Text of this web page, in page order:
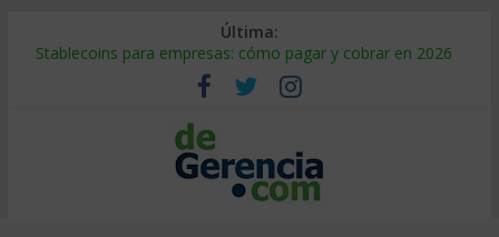
Última:
Stablecoins para empresas: cómo pagar y cobrar en 2026
Despido silencioso: qué es y por qué sale tan caro
IA en selección de personal: cómo auditarla a tiempo
Trabajo forzoso en la cadena de suministro: qué hacer
Mercado hispano de EE. UU.: cómo segmentarlo y venderle